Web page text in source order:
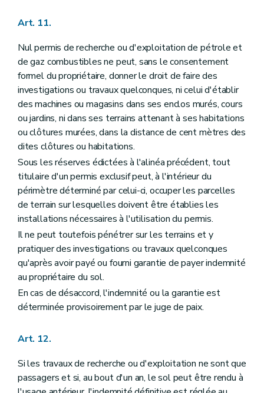
Art. 11.
Nul permis de recherche ou d'exploitation de pétrole et
de gaz combustibles ne peut, sans le consentement
formel du propriétaire, donner le droit de faire des
investigations ou travaux quelconques, ni celui d'établir
des machines ou magasins dans ses enclos murés, cours
ou jardins, ni dans ses terrains attenant à ses habitations
ou clôtures murées, dans la distance de cent mètres des
dites clôtures ou habitations.
Sous les réserves édictées à l'alinéa précédent, tout
titulaire d'un permis exclusif peut, à l'intérieur du
périmètre déterminé par celui-ci, occuper les parcelles
de terrain sur lesquelles doivent être établies les
installations nécessaires à l'utilisation du permis.
Il ne peut toutefois pénétrer sur les terrains et y
pratiquer des investigations ou travaux quelconques
qu'après avoir payé ou fourni garantie de payer indemnité
au propriétaire du sol.
En cas de désaccord, l'indemnité ou la garantie est
déterminée provisoirement par le juge de paix.
Art. 12.
Si les travaux de recherche ou d'exploitation ne sont que
passagers et si, au bout d'un an, le sol peut être rendu à